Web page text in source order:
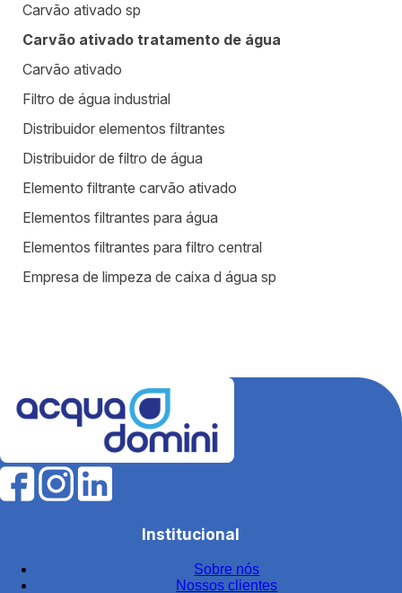
Carvão ativado sp
Carvão ativado tratamento de água
Carvão ativado
Filtro de água industrial
Distribuidor elementos filtrantes
Distribuidor de filtro de água
Elemento filtrante carvão ativado
Elementos filtrantes para água
Elementos filtrantes para filtro central
Empresa de limpeza de caixa d água sp
Fábrica de filtros para tratamento de água
Fabricantes de elementos filtrantes
Filtro de água para indústria
Filtro de água industrial
Filtro de carvão ativado para água
Institucional
Sobre nós
Nossos clientes